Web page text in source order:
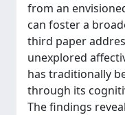
from an
can foster a
third paper
unexplored
has traditionally
through its
The findings